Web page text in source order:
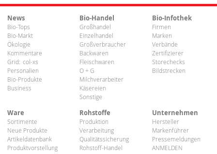
News
Bio-Tops
Bio-Markt
Ökologie
Kommentare
Grid: col-xs
Personalien
Bio-Produkte
Business
Bio-Handel
Großhandel
Einzelhandel
Großverbraucher
Backwaren
Fleischwaren
O + G
Milchverarbeiter
Käsereien
Sonstige
Bio-Infothek
Firmen
Marken
Verbände
Zertifizierer
Storechecks
Bildstrecken
Ware
Sortimente
Neue Produkte
Artikeldatenbank
Produktvorstellung
Rohstoffe
Produktion
Verarbeitung
Qualitätssicherung
Rohstoff-Handel
Unternehmen
Hersteller
Markenführer
Pressemeldungen
ANMELDEN